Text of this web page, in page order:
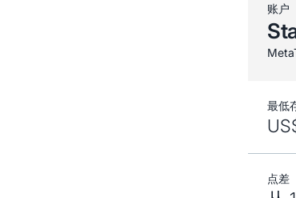
账户
最低
点差